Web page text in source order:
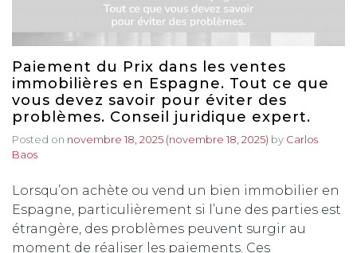
Paiement du Prix dans les ventes
immobilières en Espagne. Tout ce que
vous devez savoir pour éviter des
problèmes. Conseil juridique expert.
Posted on novembre 18, 2025 (novembre 18, 2025) by Carlos
Baos
Lorsqu’on achète ou vend un bien immobilier en
Espagne, particulièrement si l’une des parties est
étrangère, des problèmes peuvent surgir au
moment de réaliser les paiements. Ces